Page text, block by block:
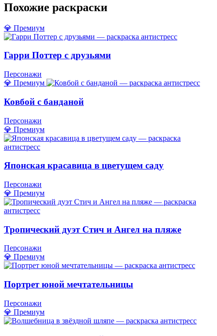
Похожие раскраски
💎 Премиум
Гарри Поттер с друзьями
Персонажи
💎 Премиум
Ковбой с банданой
Персонажи
💎 Премиум
Японская красавица в цветущем саду
Персонажи
💎 Премиум
Тропический дуэт Стич и Ангел на пляже
Персонажи
💎 Премиум
Портрет юной мечтательницы
Персонажи
💎 Премиум